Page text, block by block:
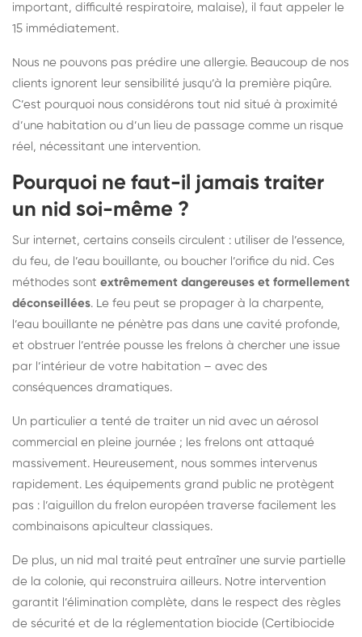
important, difficulté respiratoire, malaise), il faut appeler le
15 immédiatement.
Nous ne pouvons pas prédire une allergie. Beaucoup de nos
clients ignorent leur sensibilité jusqu’à la première piqûre.
C’est pourquoi nous considérons tout nid situé à proximité
d’une habitation ou d’un lieu de passage comme un risque
réel, nécessitant une intervention.
Pourquoi ne faut-il jamais traiter
un nid soi-même ?
Sur internet, certains conseils circulent : utiliser de l’essence,
du feu, de l’eau bouillante, ou boucher l’orifice du nid. Ces
méthodes sont extrêmement dangereuses et formellement
déconseillées. Le feu peut se propager à la charpente,
l’eau bouillante ne pénètre pas dans une cavité profonde,
et obstruer l’entrée pousse les frelons à chercher une issue
par l’intérieur de votre habitation – avec des
conséquences dramatiques.
Un particulier a tenté de traiter un nid avec un aérosol
commercial en pleine journée ; les frelons ont attaqué
massivement. Heureusement, nous sommes intervenus
rapidement. Les équipements grand public ne protègent
pas : l’aiguillon du frelon européen traverse facilement les
combinaisons apiculteur classiques.
De plus, un nid mal traité peut entraîner une survie partielle
de la colonie, qui reconstruira ailleurs. Notre intervention
garantit l’élimination complète, dans le respect des règles
de sécurité et de la réglementation biocide (Certibiocide